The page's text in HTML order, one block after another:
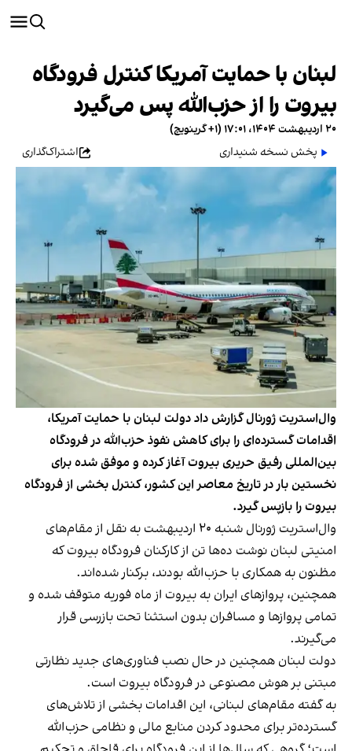
لبنان با حمایت آمریکا کنترل فرودگاه
بیروت را از حزب‌الله پس می‌گیرد
۲۰ اردیبهشت ۱۴۰۴، ۱۷:۰۱ (‎+۱ گرینویچ)
پخش نسخه شنیداری
اشتراک‌گذاری
وال‌استریت ژورنال گزارش داد دولت لبنان با حمایت آمریکا،
اقدامات گسترده‌ای را برای کاهش نفوذ حزب‌الله در فرودگاه
بین‌المللی رفیق حریری بیروت آغاز کرده و موفق شده برای
نخستین بار در تاریخ معاصر این کشور، کنترل بخشی از فرودگاه
بیروت را بازپس گیرد.
وال‌استریت ژورنال شنبه ۲۰ اردیبهشت به نقل از مقام‌های
امنیتی لبنان نوشت ده‌ها تن از کارکنان فرودگاه بیروت که
مظنون به همکاری با حزب‌الله بودند، برکنار شده‌اند.
همچنین، پروازهای ایران به بیروت از ماه فوریه متوقف شده و
تمامی پروازها و مسافران بدون استثنا تحت بازرسی قرار
می‌گیرند.
دولت لبنان همچنین در حال نصب فناوری‌های جدید نظارتی
مبتنی بر هوش مصنوعی در فرودگاه بیروت است.
به گفته مقام‌های لبنانی، این اقدامات بخشی از تلاش‌های
گسترده‌تر برای محدود کردن منابع مالی و نظامی حزب‌الله